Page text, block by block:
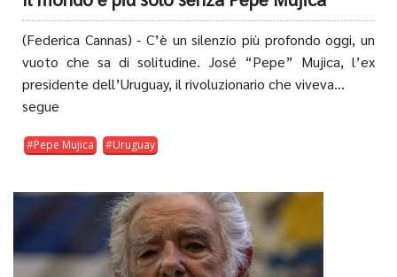
(Federica Cannas) - C’è un silenzio più profondo oggi, un
vuoto che sa di solitudine. José “Pepe” Mujica, l’ex
presidente dell’Uruguay, il rivoluzionario che viveva...
segue
Pepe Mujica Uruguay